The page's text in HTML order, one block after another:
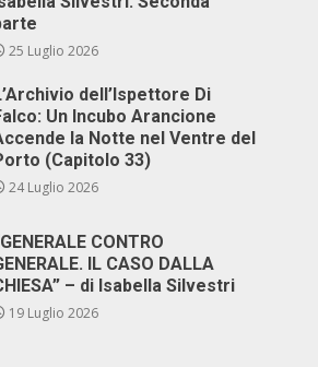
25 Luglio 2026
dell’Ispettore Di
Un Incubo Arancione
la Notte nel Ventre del
(Capitolo 33)
24 Luglio 2026
CONTRO
IL CASO DALLA
– di Isabella Silvestri
19 Luglio 2026